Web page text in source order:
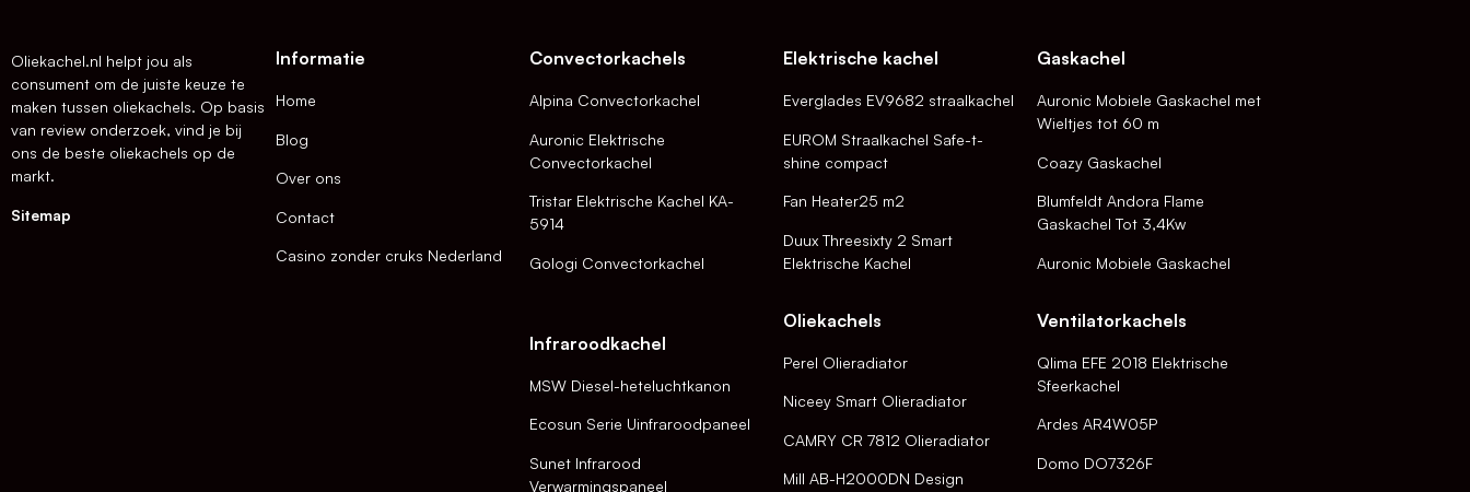
Oliekachel.nl helpt jou als
consument om de juiste keuze te
maken tussen oliekachels. Op basis
van review onderzoek, vind je bij
ons de beste oliekachels op de
markt.
Sitemap
Informatie
Home
Blog
Over ons
Contact
Casino zonder cruks Nederland
Convectorkachels
Alpina Convectorkachel
Auronic Elektrische
Convectorkachel
Tristar Elektrische Kachel KA-
5914
Gologi Convectorkachel
Infraroodkachel
MSW Diesel-heteluchtkanon
Ecosun Serie Uinfraroodpaneel
Sunet Infrarood
Verwarmingspaneel
Elektrische kachel
Everglades EV9682 straalkachel
EUROM Straalkachel Safe-t-
shine compact
Fan Heater25 m2
Duux Threesixty 2 Smart
Elektrische Kachel
Oliekachels
Perel Olieradiator
Niceey Smart Olieradiator
CAMRY CR 7812 Olieradiator
Mill AB-H2000DN Design
Gaskachel
Auronic Mobiele Gaskachel met
Wieltjes tot 60 m
Coazy Gaskachel
Blumfeldt Andora Flame
Gaskachel Tot 3,4Kw
Auronic Mobiele Gaskachel
Ventilatorkachels
Qlima EFE 2018 Elektrische
Sfeerkachel
Ardes AR4W05P
Domo DO7326F